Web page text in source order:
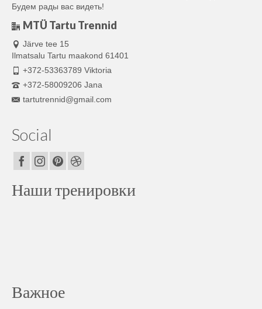
Будем рады вас видеть!
MTÜ Tartu Trennid
Järve tee 15
Ilmatsalu Tartu maakond 61401
+372-53363789 Viktoria
+372-58009206 Jana
tartutrennid@gmail.com
Social
Наши тренировки
Важное